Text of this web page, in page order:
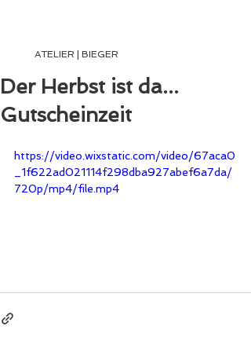
Der Herbst ist da...
Gutscheinzeit
ATELIER | BIEGER
https://video.wixstatic.com/video/67aca0
_1f622ad021114f298dba927abef6a7da/
720p/mp4/file.mp4